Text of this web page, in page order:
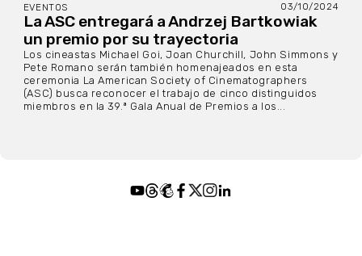
EVENTOS 03/10/2024
La ASC entregará a Andrzej Bartkowiak
un premio por su trayectoria
Los cineastas Michael Goi, Joan Churchill, John Simmons y
Pete Romano serán también homenajeados en esta
ceremonia La American Society of Cinematographers
(ASC) busca reconocer el trabajo de cinco distinguidos
miembros en la 39.ª Gala Anual de Premios a los...